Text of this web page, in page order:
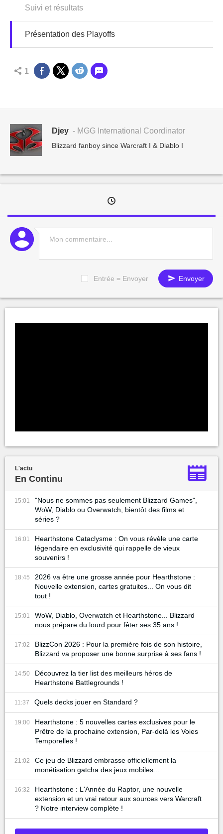
Suivi et résultats
Présentation des Playoffs
1
Djey - MGG International Coordinator
Blizzard fanboy since Warcraft I & Diablo I
Entrée = Envoyer Envoyer
L'actu
En Continu
15:01
"Nous ne sommes pas seulement Blizzard Games",
WoW, Diablo ou Overwatch, bientôt des films et
séries ?
16:01
Hearthstone Cataclysme : On vous révèle une carte
légendaire en exclusivité qui rappelle de vieux
souvenirs !
18:45
2026 va être une grosse année pour Hearthstone :
Nouvelle extension, cartes gratuites... On vous dit
tout !
15:01
WoW, Diablo, Overwatch et Hearthstone... Blizzard
nous prépare du lourd pour fêter ses 35 ans !
17:02
BlizzCon 2026 : Pour la première fois de son histoire,
Blizzard va proposer une bonne surprise à ses fans !
14:50
Découvrez la tier list des meilleurs héros de
Hearthstone Battlegrounds !
11:37 Quels decks jouer en Standard ?
19:00
Hearthstone : 5 nouvelles cartes exclusives pour le
Prêtre de la prochaine extension, Par-delà les Voies
Temporelles !
21:02
Ce jeu de Blizzard embrasse officiellement la
monétisation gatcha des jeux mobiles...
16:32
Hearthstone : L'Année du Raptor, une nouvelle
extension et un vrai retour aux sources vers Warcraft
? Notre interview complète !